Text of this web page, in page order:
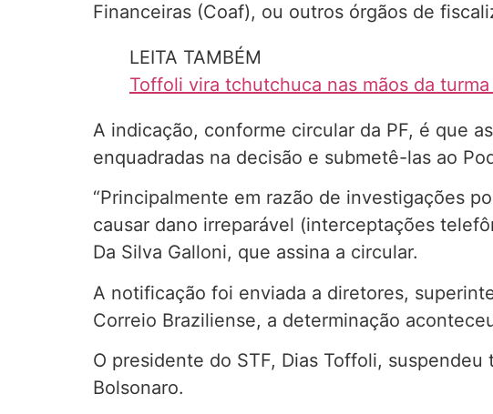
Financeiras (Coaf), ou outros órgãos de
LEITA TAMBÉM
Toffoli vira tchutchuca nas mãos da
A indicação, conforme circular da PF, é que
enquadradas na decisão e submetê-las ao
“Principalmente em razão de investigações
causar dano irreparável (interceptações
Da Silva Galloni, que assina a circular.
A notificação foi enviada a diretores,
Correio Braziliense, a determinação
O presidente do STF, Dias Toffoli,
Bolsonaro.